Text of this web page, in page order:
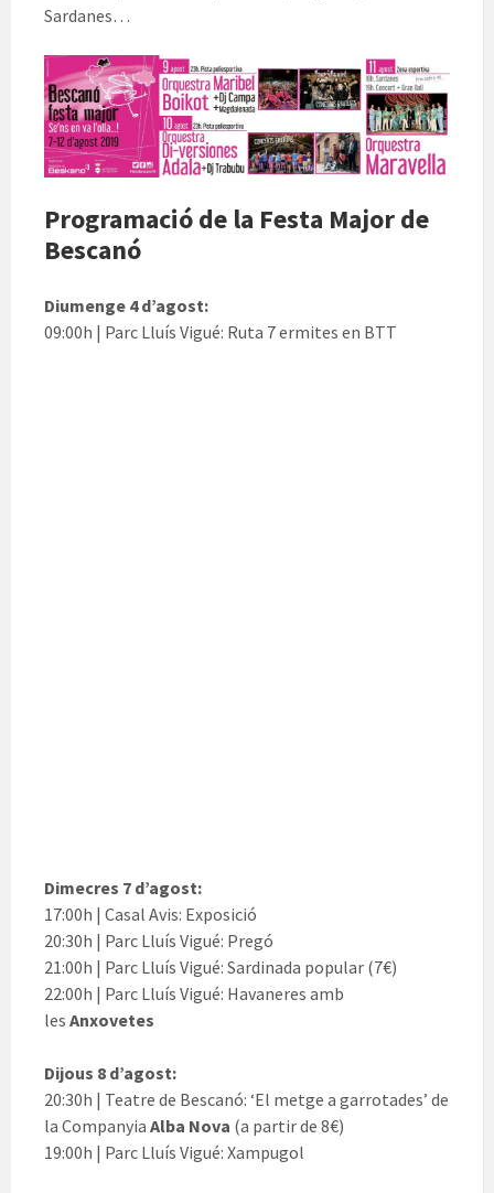
Sardanes…
Programació de la Festa Major de
Bescanó
Diumenge 4 d’agost:
09:00h | Parc Lluís Vigué: Ruta 7 ermites en BTT
Dimecres 7 d’agost:
17:00h | Casal Avis: Exposició
20:30h | Parc Lluís Vigué: Pregó
21:00h | Parc Lluís Vigué: Sardinada popular (7€)
22:00h | Parc Lluís Vigué: Havaneres amb
les Anxovetes
Dijous 8 d’agost:
20:30h | Teatre de Bescanó: ‘El metge a garrotades’ de
la Companyia Alba Nova (a partir de 8€)
19:00h | Parc Lluís Vigué: Xampugol